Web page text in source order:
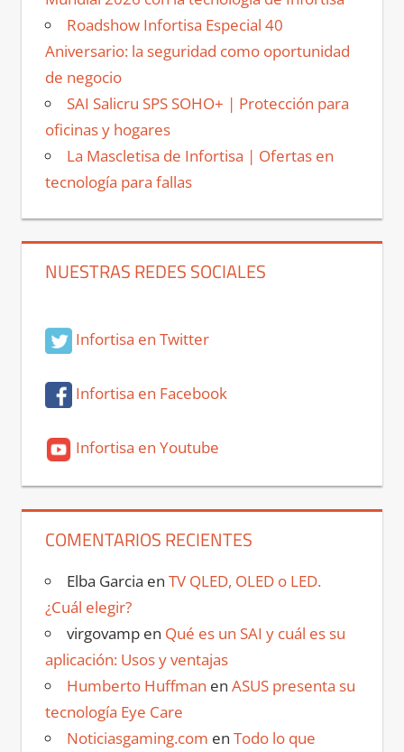
Roadshow Infortisa Especial 40
Aniversario: la seguridad como oportunidad
de negocio
SAI Salicru SPS SOHO+ | Protección para
oficinas y hogares
La Mascletisa de Infortisa | Ofertas en
tecnología para fallas
NUESTRAS REDES SOCIALES
Infortisa en Twitter
Infortisa en Facebook
Infortisa en Youtube
COMENTARIOS RECIENTES
Elba Garcia en TV QLED, OLED o LED.
¿Cuál elegir?
virgovampen Qué es un SAI y cuál es su
aplicación: Usos y ventajas
Humberto Huffman en ASUS presenta su
tecnología Eye Care
Noticiasgaming.com en Todo lo que